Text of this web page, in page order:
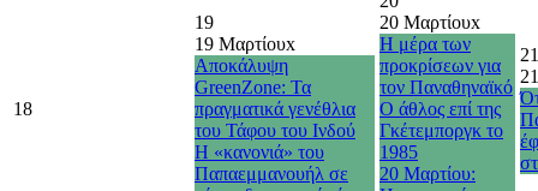
18
19
19 Μαρτίουx
Αποκάλυψη
GreenZone: Τα
πραγματικά γενέθλια
του Τάφου του Ινδού
Η «κανονιά» του
Παπαεμμανουήλ σε
20 Μαρτίουx
Η μέρα των
προκρίσεων για
τον Παναθηναϊκό
Ο άθλος επί της
Γκέτεμποργκ το
1985
20 Μαρτίου:
21